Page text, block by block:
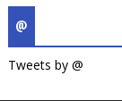
@
Tweets by @